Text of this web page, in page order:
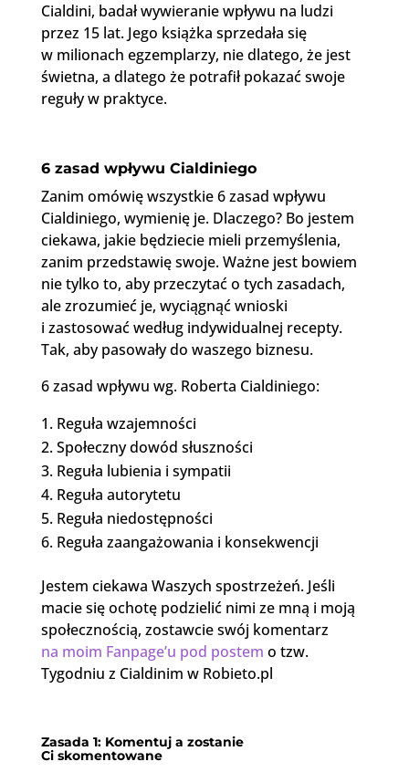
Cialdini, badał wywieranie wpływu na ludzi
przez 15 lat. Jego książka sprzedała się
w milionach egzemplarzy, nie dlatego, że jest
świetna, a dlatego że potrafił pokazać swoje
reguły w praktyce.
6 zasad wpływu Cialdiniego
Zanim omówię wszystkie 6 zasad wpływu
Cialdiniego, wymienię je. Dlaczego? Bo jestem
ciekawa, jakie będziecie mieli przemyślenia,
zanim przedstawię swoje. Ważne jest bowiem
nie tylko to, aby przeczytać o tych zasadach,
ale zrozumieć je, wyciągnąć wnioski
i zastosować według indywidualnej recepty.
Tak, aby pasowały do waszego biznesu.
6 zasad wpływu wg. Roberta Cialdiniego:
Reguła wzajemności
Społeczny dowód słuszności
Reguła lubienia i sympatii
Reguła autorytetu
Reguła niedostępności
Reguła zaangażowania i konsekwencji
Jestem ciekawa Waszych spostrzeżeń. Jeśli
macie się ochotę podzielić nimi ze mną i moją
społecznością, zostawcie swój komentarz
na moim Fanpage’u pod postem o tzw.
Tygodniu z Cialdinim w Robieto.pl
Zasada 1: Komentuj a zostanie
Ci skomentowane